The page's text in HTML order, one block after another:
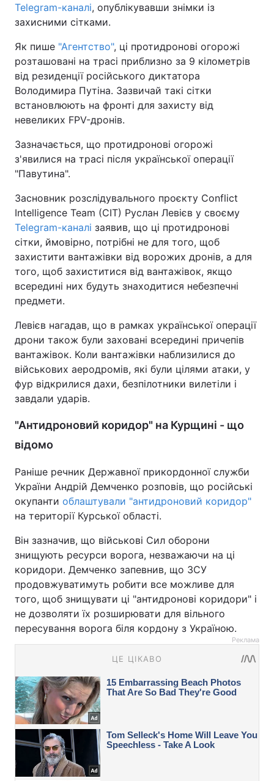
Telegram-каналі, опублікувавши знімки із
захисними сітками.
Як пише "Агентство", ці протидронові огорожі
розташовані на трасі приблизно за 9 кілометрів
від резиденції російського диктатора
Володимира Путіна. Зазвичай такі сітки
встановлюють на фронті для захисту від
невеликих FPV-дронів.
Зазначається, що протидронові огорожі
з'явилися на трасі після української операції
"Павутина".
Засновник розслідувального проєкту Conflict
Intelligence Team (CIT) Руслан Левієв у своєму
Telegram-каналі заявив, що ці протидронові
сітки, ймовірно, потрібні не для того, щоб
захистити вантажівки від ворожих дронів, а для
того, щоб захиститися від вантажівок, якщо
всередині них будуть знаходитися небезпечні
предмети.
Левієв нагадав, що в рамках української операції
дрони також були заховані всередині причепів
вантажівок. Коли вантажівки наблизилися до
військових аеродромів, які були цілями атаки, у
фур відкрилися дахи, безпілотники вилетіли і
завдали ударів.
"Антидроновий коридор" на Курщині - що
відомо
Раніше речник Державної прикордонної служби
України Андрій Демченко розповів, що російські
окупанти облаштували "антидроновий коридор"
на території Курської області.
Він зазначив, що військові Сил оборони
знищують ресурси ворога, незважаючи на ці
коридори. Демченко запевнив, що ЗСУ
продовжуватимуть робити все можливе для
того, щоб знищувати ці "антидронові коридори" і
не дозволяти їх розширювати для вільного
пересування ворога біля кордону з Україною.
Реклама